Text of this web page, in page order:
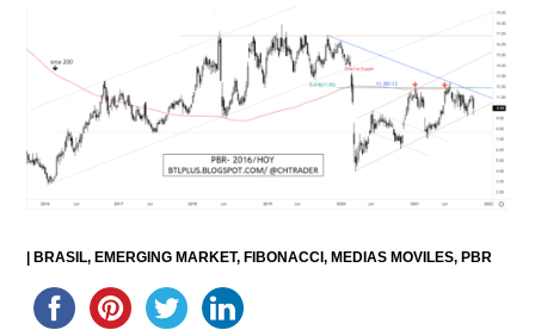
BRASIL EMERGING MARKET FIBONACCI MEDIAS MOVILES PBR